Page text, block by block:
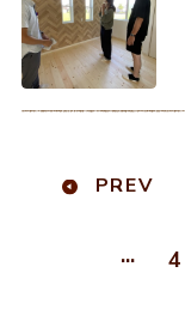
PREV
... 4